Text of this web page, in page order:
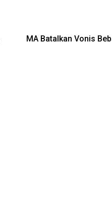
MA Batalkan Vonis